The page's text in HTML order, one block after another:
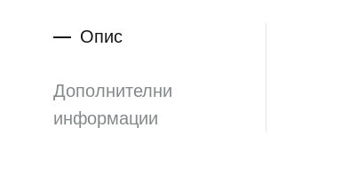
Опис
Дополнителни
информации